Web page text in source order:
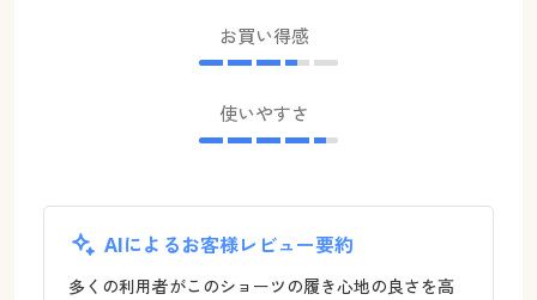
お買い得感
使いやすさ
AIによるお客様レビュー要約
多くの利用者がこのショーツの履き心地の良さを高